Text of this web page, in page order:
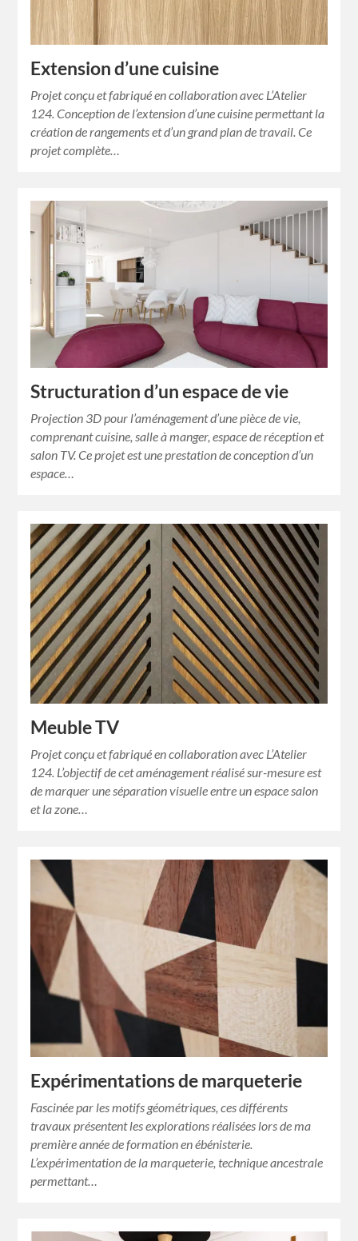
Extension d’une cuisine
Projet conçu et fabriqué en collaboration avec L’Atelier
124. Conception de l’extension d’une cuisine permettant la
création de rangements et d’un grand plan de travail. Ce
projet complète…
Structuration d’un espace de vie
Projection 3D pour l’aménagement d’une pièce de vie,
comprenant cuisine, salle à manger, espace de réception et
salon TV. Ce projet est une prestation de conception d’un
espace…
Meuble TV
Projet conçu et fabriqué en collaboration avec L’Atelier
124. L’objectif de cet aménagement réalisé sur-mesure est
de marquer une séparation visuelle entre un espace salon
et la zone…
Expérimentations de marqueterie
Fascinée par les motifs géométriques, ces différents
travaux présentent les explorations réalisées lors de ma
première année de formation en ébénisterie.
L’expérimentation de la marqueterie, technique ancestrale
permettant…